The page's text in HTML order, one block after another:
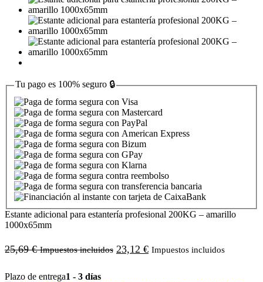
Tu pago es 100% seguro 🔒
Estante adicional para estantería profesional 200KG – amarillo
1000x65mm
25,69€ Impuestos incluidos 23,12 € Impuestos incluidos
Plazo de entrega1 - 3 días